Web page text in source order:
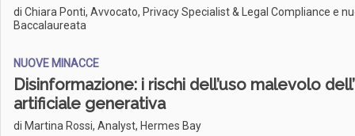
di Chiara Ponti, Avvocato, Privacy Specialist & Legal Compliance e
Baccalaureata
NUOVE MINACCE
Disinformazione: i rischi dell’uso malevolo
artificiale generativa
di Martina Rossi, Analyst, Hermes Bay